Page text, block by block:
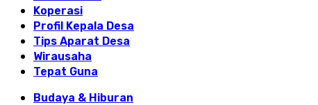
Koperasi
Profil Kepala Desa
Tips Aparat Desa
Wirausaha
Tepat Guna
Budaya & Hiburan